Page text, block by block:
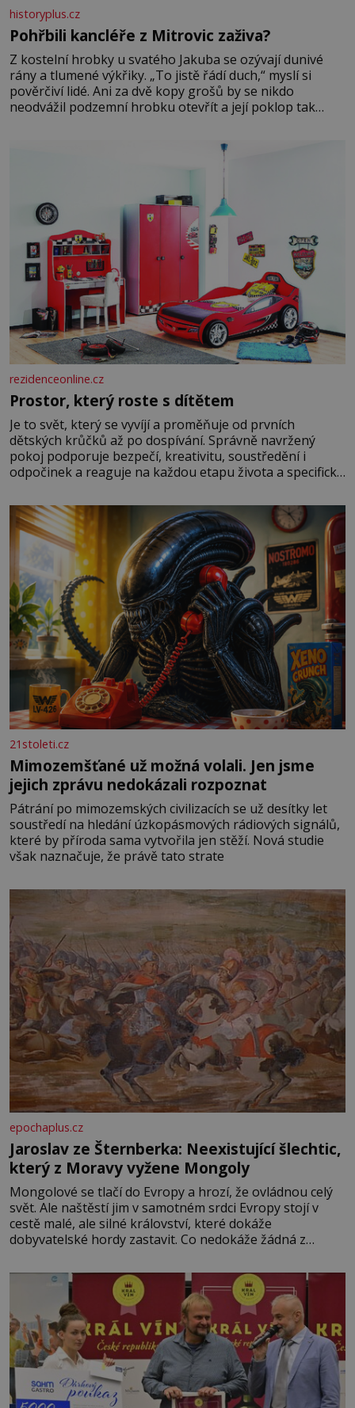
historyplus.cz
Pohřbili kancléře z Mitrovic zaživa?
Z kostelní hrobky u svatého Jakuba se ozývají dunivé
rány a tlumené výkřiky. „To jistě řádí duch,“ myslí si
pověrčiví lidé. Ani za dvě kopy grošů by se nikdo
neodvážil podzemní hrobku otevřít a její poklop tak
rezidenceonline.cz
Prostor, který roste s dítětem
Je to svět, který se vyvíjí a proměňuje od prvních
dětských krůčků až po dospívání. Správně navržený
pokoj podporuje bezpečí, kreativitu, soustředění i
odpočinek a reaguje na každou etapu života a specifické
měkkost a bezpečí, proto by pokoj miminka měl působit
především klidně a útulně. Předškolní věk je
21stoleti.cz
Mimozemšťané už možná volali. Jen jsme
jejich zprávu nedokázali rozpoznat
Pátrání po mimozemských civilizacích se už desítky let
soustředí na hledání úzkopásmových rádiových signálů,
které by příroda sama vytvořila jen stěží. Nová studie
však naznačuje, že právě tato strate
epochaplus.cz
Jaroslav ze Šternberka: Neexistující šlechtic,
který z Moravy vyžene Mongoly
Mongolové se tlačí do Evropy a hrozí, že ovládnou celý
svět. Ale naštěstí jim v samotném srdci Evropy stojí v
cestě malé, ale silné království, které dokáže
dobyvatelské hordy zastavit. Co nedokáže žádná z
král. Nebo že by ne? Mongolové od roku 1223 postupují
podél Kaspického a Azovského moře,